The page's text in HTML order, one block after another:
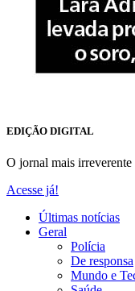
EDIÇÃO DIGITAL
O jornal mais
Acesse já!
Últimas notícias
Geral
Polícia
De responsa
Mundo e